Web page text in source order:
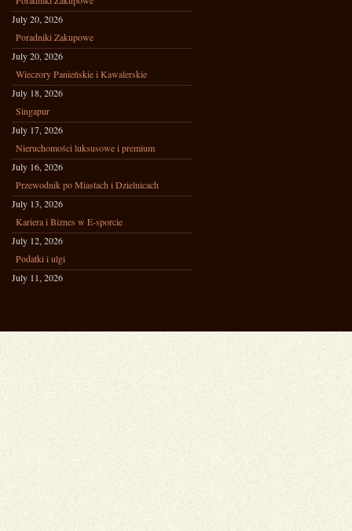
July 20, 2026
Poradniki Zakupowe
July 20, 2026
Wieczory Panieńskie i Kawalerskie
July 18, 2026
Singapur
July 17, 2026
Nieruchomości luksusowe i premium
July 16, 2026
Przewodnik po Miastach i Dzielnicach
July 13, 2026
Kariera i Biznes w E-sporcie
July 12, 2026
Podatki i ulgi
July 11, 2026